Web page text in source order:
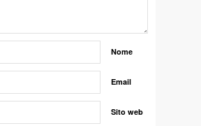
Nome
Email
Sito web